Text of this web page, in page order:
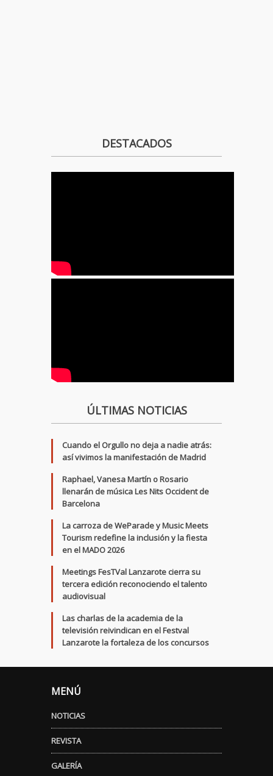
DESTACADOS
ÚLTIMAS NOTICIAS
Cuando el Orgullo no deja a nadie atrás:
así vivimos la manifestación de Madrid
Raphael, Vanesa Martín o Rosario
llenarán de música Les Nits Occident de
Barcelona
La carroza de WeParade y Music Meets
Tourism redefine la inclusión y la fiesta
en el MADO 2026
Meetings FesTVal Lanzarote cierra su
tercera edición reconociendo el talento
audiovisual
Las charlas de la academia de la
televisión reivindican en el Festval
Lanzarote la fortaleza de los concursos
MENÚ
NOTICIAS
REVISTA
GALERÍA